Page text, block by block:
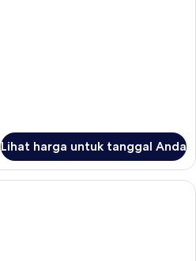
Lihat harga untuk tanggal Anda
Grand Terrace Suite | Seprai